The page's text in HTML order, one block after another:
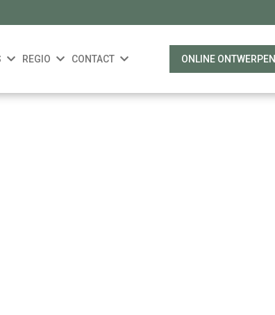
REGIO CONTACT ONLINE ONTWERPEN